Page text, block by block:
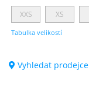
XXS XS
Tabulka velikostí
Vyhledat prodejce